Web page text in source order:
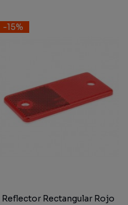
-15%
Reflector Rectangular Rojo